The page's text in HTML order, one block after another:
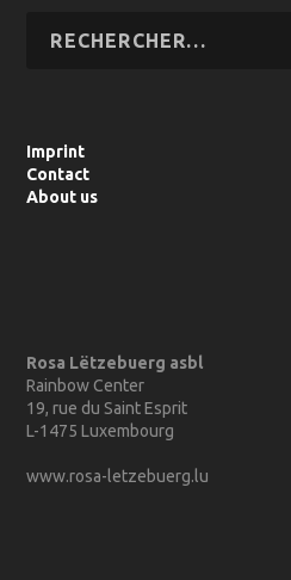
Imprint
Contact
About us
Rosa Lëtzebuerg asbl
Rainbow Center
19, rue du Saint Esprit
L-1475 Luxembourg
www.rosa-letzebuerg.lu